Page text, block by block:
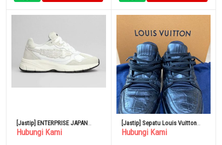
[Jastip] ENTERPRISE JAPAN
Sepatu Kets Putih Pria 2024
Hubungi Kami
[Jastip] Sepatu Louis Vuitton
Trainer Limited 6.5
Hubungi Kami